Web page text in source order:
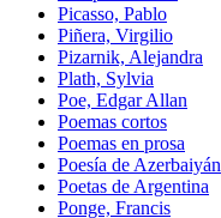
Picasso, Pablo
Piñera, Virgilio
Pizarnik, Alejandra
Plath, Sylvia
Poe, Edgar Allan
Poemas cortos
Poemas en prosa
Poesía de Azerbaiyán
Poetas de Argentina
Ponge, Francis